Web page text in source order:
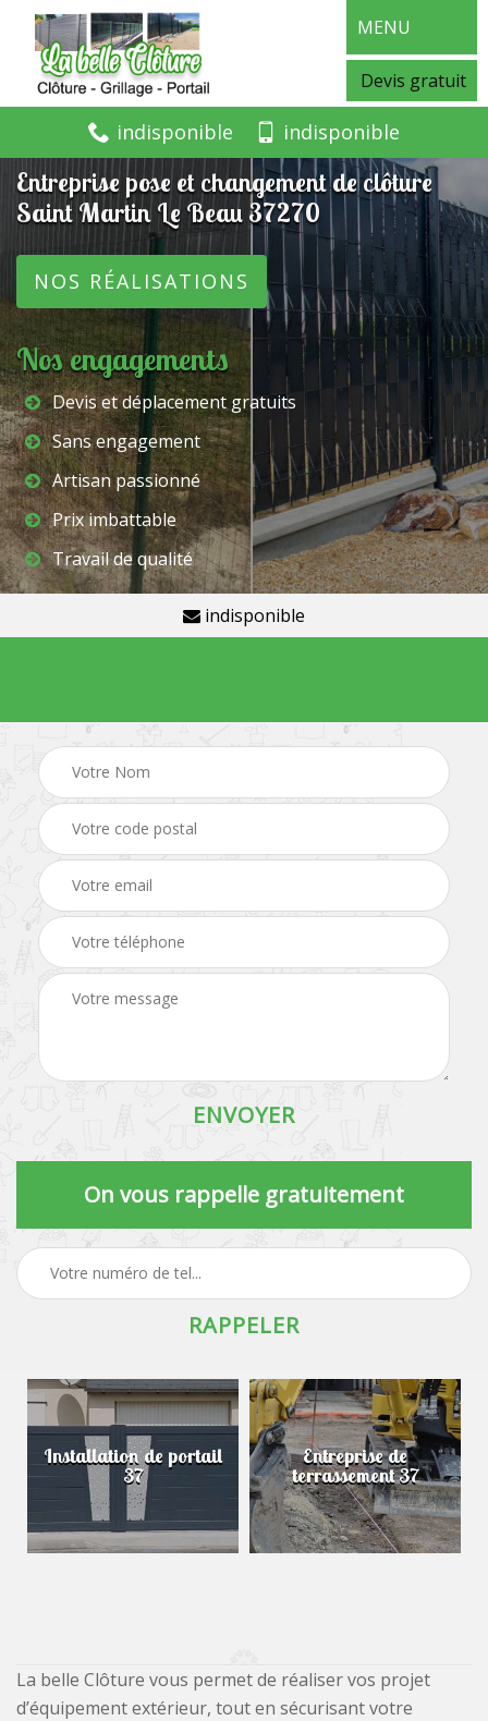
MENU
Devis gratuit
indisponible indisponible
Entreprise pose et changement de clôture
Saint Martin Le Beau 37270
NOS RÉALISATIONS
Nos engagements
Devis et déplacement gratuits
Sans engagement
Artisan passionné
Prix imbattable
Travail de qualité
indisponible
On vous rappelle gratuitement
Installation de portail
37
Entreprise de
terrassement 37
La belle Clôture vous permet de réaliser vos projet
d’équipement extérieur, tout en sécurisant votre